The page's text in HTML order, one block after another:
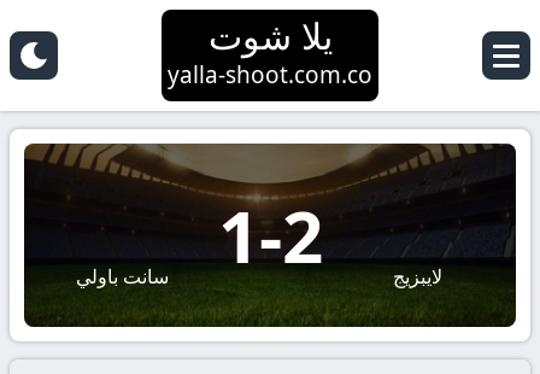
يلا شوت
yalla-shoot.com.co
لايبزيج 2
-
1 سانت باولي